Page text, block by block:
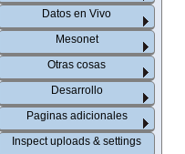
Datos en Vivo
Mesonet
Otras cosas
Desarrollo
Paginas adicionales
Inspect uploads & settings